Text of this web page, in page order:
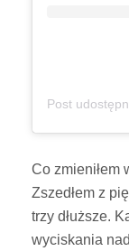
Co zmieniłem
Zszedłem z
trzy dłuższe.
wyciskania